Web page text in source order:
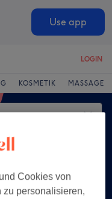
Use app
LOGIN
KOSMETIK MASSAGE
Cookies von
zu personalisieren,